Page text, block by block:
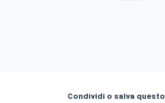
Condividi o salva